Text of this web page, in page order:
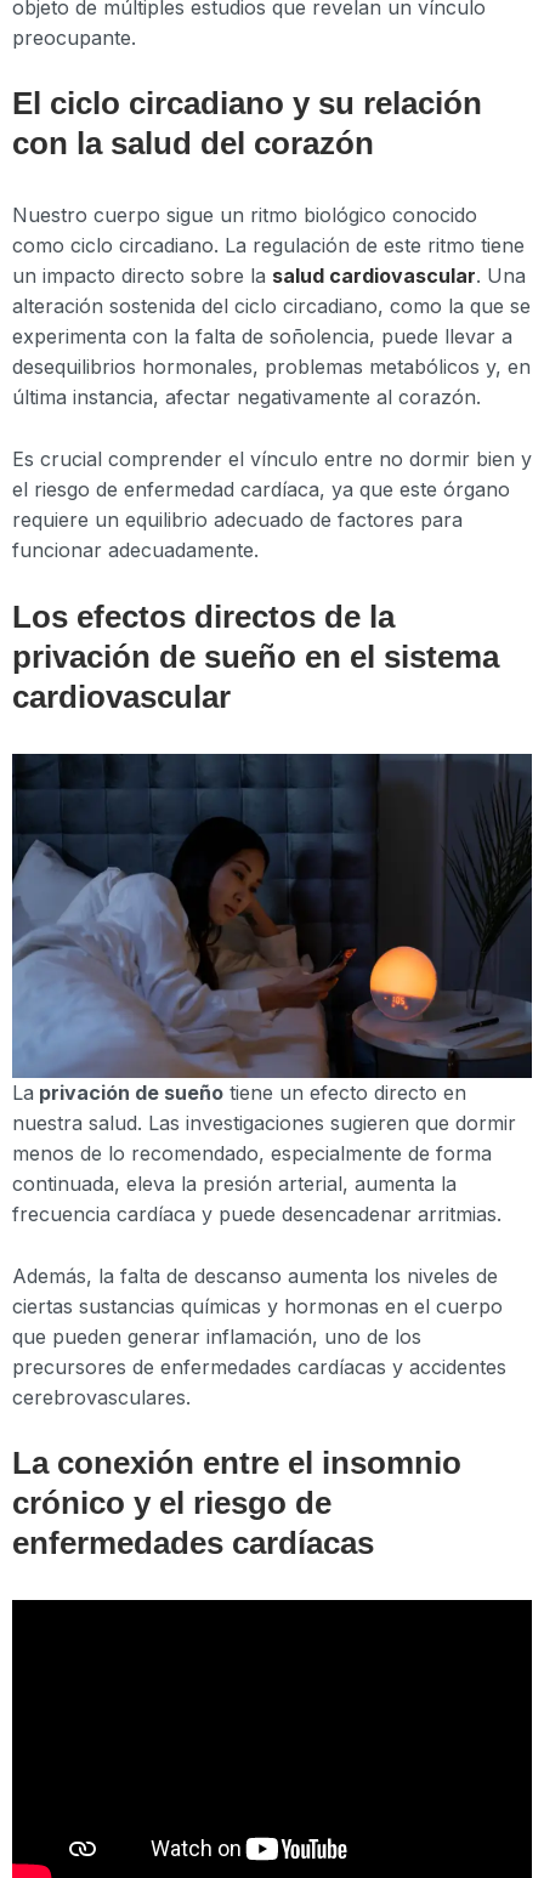
objeto de múltiples estudios que revelan un vínculo
preocupante.
El ciclo circadiano y su relación
con la salud del corazón
Nuestro cuerpo sigue un ritmo biológico conocido
como ciclo circadiano. La regulación de este ritmo tiene
un impacto directo sobre la salud cardiovascular. Una
alteración sostenida del ciclo circadiano, como la que se
experimenta con la falta de soñolencia, puede llevar a
desequilibrios hormonales, problemas metabólicos y, en
última instancia, afectar negativamente al corazón.
Es crucial comprender el vínculo entre no dormir bien y
el riesgo de enfermedad cardíaca, ya que este órgano
requiere un equilibrio adecuado de factores para
funcionar adecuadamente.
Los efectos directos de la
privación de sueño en el sistema
cardiovascular
La privación de sueño tiene un efecto directo en
nuestra salud. Las investigaciones sugieren que dormir
menos de lo recomendado, especialmente de forma
continuada, eleva la presión arterial, aumenta la
frecuencia cardíaca y puede desencadenar arritmias.
Además, la falta de descanso aumenta los niveles de
ciertas sustancias químicas y hormonas en el cuerpo
que pueden generar inflamación, uno de los
precursores de enfermedades cardíacas y accidentes
cerebrovasculares.
La conexión entre el insomnio
crónico y el riesgo de
enfermedades cardíacas